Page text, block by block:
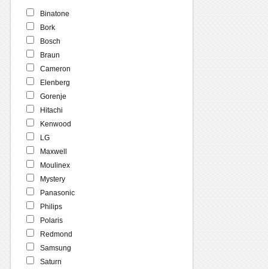
Binatone
Bork
Bosch
Braun
Cameron
Elenberg
Gorenje
Hitachi
Kenwood
LG
Maxwell
Moulinex
Mystery
Panasonic
Philips
Polaris
Redmond
Samsung
Saturn